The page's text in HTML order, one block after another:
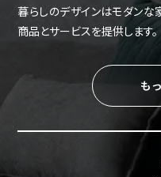
暮らしのデザインはモダン
商品とサービスを提供します。
も